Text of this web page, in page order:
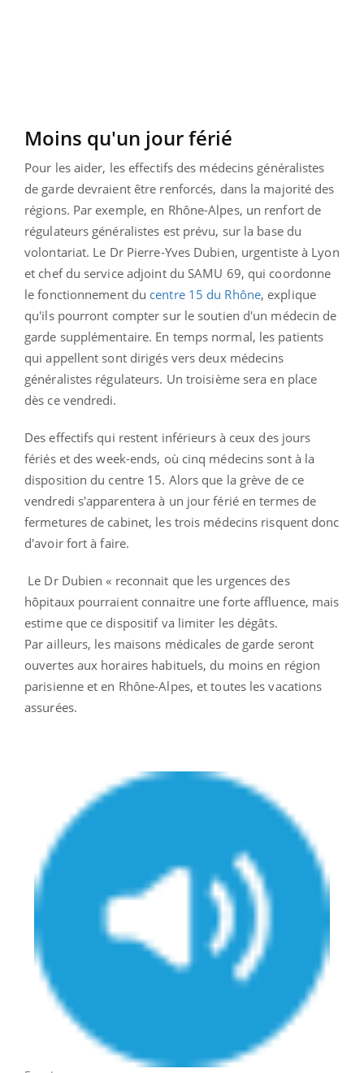
Moins qu'un jour férié
Pour les aider, les effectifs des médecins généralistes
de garde devraient être renforcés, dans la majorité des
régions. Par exemple, en Rhône-Alpes, un renfort de
régulateurs généralistes est prévu, sur la base du
volontariat. Le Dr Pierre-Yves Dubien, urgentiste à Lyon
et chef du service adjoint du SAMU 69, qui coordonne
le fonctionnement du centre 15 du Rhône, explique
qu'ils pourront compter sur le soutien d'un médecin de
garde supplémentaire. En temps normal, les patients
qui appellent sont dirigés vers deux médecins
généralistes régulateurs. Un troisième sera en place
dès ce vendredi.
Des effectifs qui restent inférieurs à ceux des jours
fériés et des week-ends, où cinq médecins sont à la
disposition du centre 15. Alors que la grève de ce
vendredi s'apparentera à un jour férié en termes de
fermetures de cabinet, les trois médecins risquent donc
d'avoir fort à faire.
Le Dr Dubien « reconnait que les urgences des
hôpitaux pourraient connaitre une forte affluence, mais
estime que ce dispositif va limiter les dégâts.
Par ailleurs, les maisons médicales de garde seront
ouvertes aux horaires habituels, du moins en région
parisienne et en Rhône-Alpes, et toutes les vacations
assurées.